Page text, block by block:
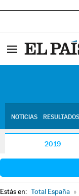
NOTICIAS
2019
Estás en: Total España »